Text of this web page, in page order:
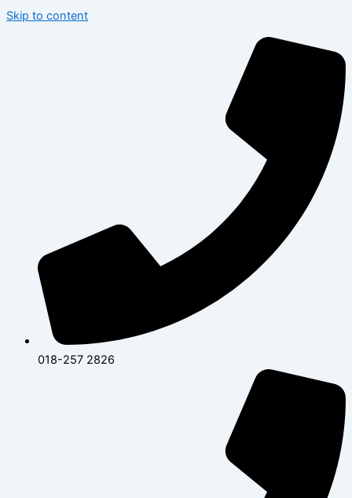
Skip to content
018-257 2826